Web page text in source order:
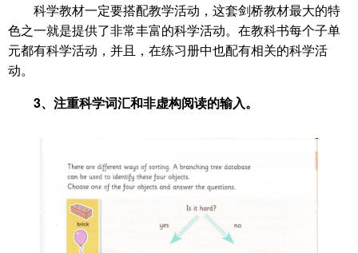
科学教材一定要搭配教学活动，这套剑桥教材最大的特
色之一就是提供了非常丰富的科学活动。在教科书每个子单
元都有科学活动，并且，在练习册中也配有相关的科学活
动。
3、注重科学词汇和非虚构阅读的输入。